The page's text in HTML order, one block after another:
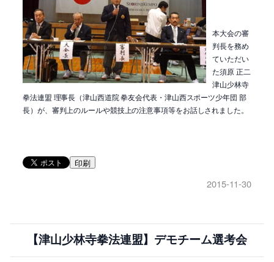
本大会の審
判長を務め
ていただい
た須原 正二
津山少林寺
拳法連盟 理事長（津山西道院 拳友会代表・津山西スポーツ少年団 部
長）が、審判上のルールや競技上の注意事項等をお話しされました。
印刷
2015-11-30
【津山少林寺拳法連盟】デモチーム選考会